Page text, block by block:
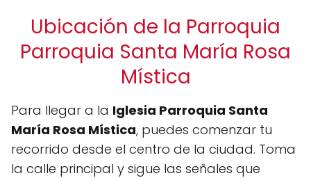
Ubicación de la Parroquia
Parroquia Santa María Rosa
Mística
Para llegar a la Iglesia Parroquia Santa
María Rosa Mística, puedes comenzar tu
recorrido desde el centro de la ciudad. Toma
la calle principal y sigue las señales que